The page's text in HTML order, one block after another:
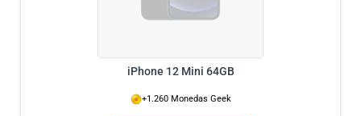
iPhone 12 Mini 64GB
+1.260 Monedas Geek